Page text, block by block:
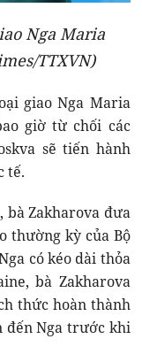
Nga Maria
TTXVN)
giao Nga Maria
giờ từ chối các
sẽ tiến hành
tế.
bà Zakharova đưa
thường kỳ của Bộ
có kéo dài thỏa
bà Zakharova
thức hoàn thành
đến Nga trước khi